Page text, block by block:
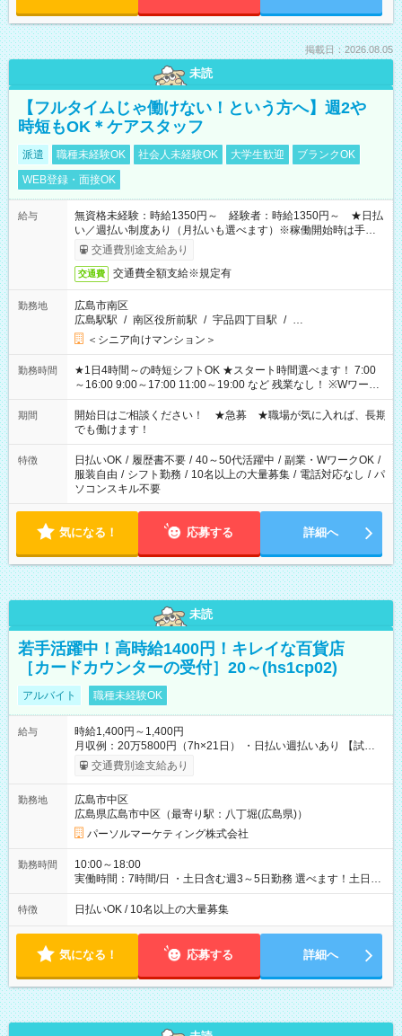
掲載日：2026.08.05
未読
【フルタイムじゃ働けない！という方へ】週2や
時短もOK＊ケアスタッフ
派遣 職種未経験OK 社会人未経験OK 大学生歓迎
ブランクOK
WEB登録・面接OK
給与
無資格未経験：時給1350円～ 経験者：時給1350円～ ★日払
い／週払い制度あり（月払いも選べます）※稼働開始時は手続き
完了次第のお支払いとなります。
交通費別途支給あり
交通費 交通費全額支給※規定有
勤務地
広島市南区
広島駅駅 / 南区役所前駅 / 宇品四丁目駅 / …
＜シニア向けマンション＞
勤務時間
★1日4時間～の時短シフトOK ★スタート時間選べます！ 7:00
～16:00 9:00～17:00 11:00～19:00 など 残業なし！ ※Wワーク
の場合、他のお仕事と合わせ週40時間超の就業はご案内できま
せん ※法令に基づき、週20時間以上勤務は社会保険への加入対
象となります ※労働者派遣法（日雇い派遣の原則禁止）によ
り、短時間・短期間の就業はご案内が難しい場合があります
期間
開始日はご相談ください！ ★急募 ★職場が気に入れば、長期
でも働けます！
特徴 日払いOK / 履歴書不要 / 40～50代活躍中 / 副業・WワークOK /
服装自由 / シフト勤務 / 10名以上の大量募集 / 電話対応なし / パ
ソコンスキル不要
気になる！ 応募する 詳細へ
未読
若手活躍中！高時給1400円！キレイな百貨店
［カードカウンターの受付］20～(hs1cp02)
アルバイト 職種未経験OK
給与
時給1,400円～1,400円
月収例：20万5800円（7h×21日） ・日払い週払いあり 【試用
期間】試用期間なし
交通費別途支給あり
勤務地
広島市中区
広島県広島市中区（最寄り駅：八丁堀(広島県)）
パーソルマーケティング株式会社
勤務時間
10:00～18:00
実働時間：7時間/日 ・土日含む週3～5日勤務 選べます！土日も
休みやすい！ ・残業は有りません！
特徴 日払いOK / 10名以上の大量募集
気になる！ 応募する 詳細へ